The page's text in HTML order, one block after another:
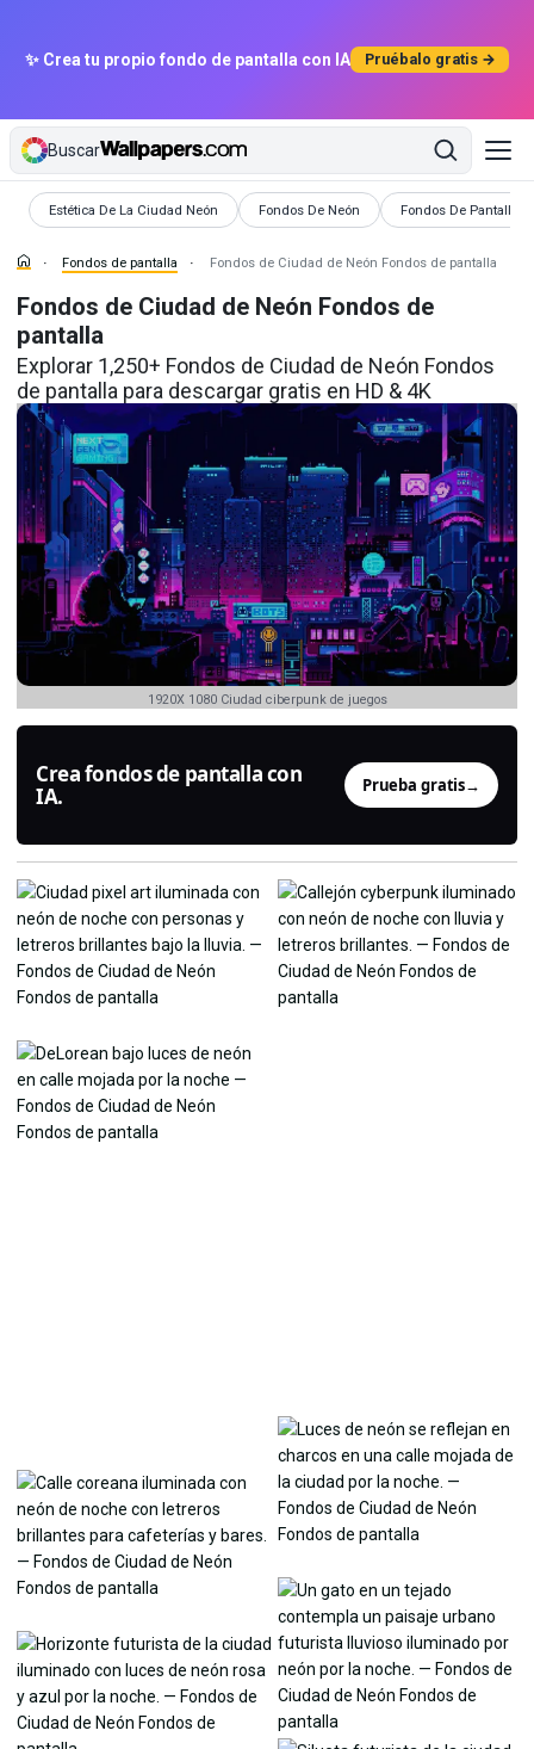
✨ Crea tu propio fondo de pantalla con IA Pruébalo gratis →
Buscar
Estética De La Ciudad Neón
Fondos de pantalla Fondos De Neón
Fondos de pantalla Fondos De Pantalla
Fondos de pantalla
Fondos de pantalla Fondos de Ciudad de Neón Fondos de pantalla
Fondos de Ciudad de Neón Fondos de
pantalla
Explorar 1,250+ Fondos de Ciudad de Neón Fondos
de pantalla para descargar gratis en HD & 4K
1920X 1080 Ciudad ciberpunk de juegos
Crea fondos de pantalla con
IA.
Prueba gratis→